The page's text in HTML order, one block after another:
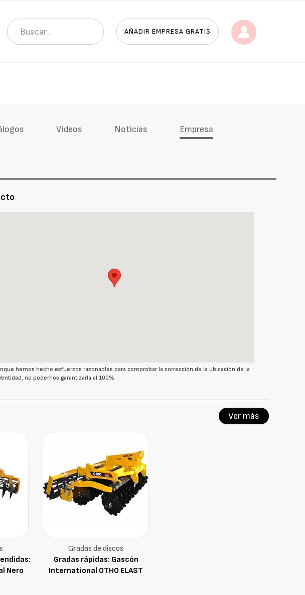
AÑADIR EMPRESA GRATIS
Vídeos Noticias Empresa
hemos hecho esfuerzos razonables para comprobar la corrección de la ubicación de la
no podemos garantizarla al 100%
Ver más
Nero
Gradas de discos
Gradas rápidas: Gascón
International OTHO ELAST